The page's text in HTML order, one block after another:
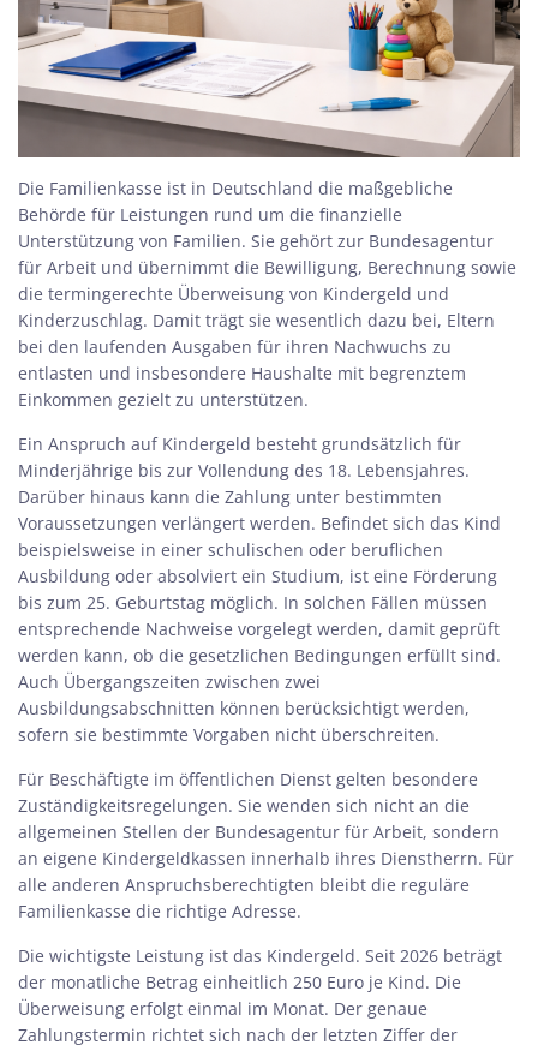
Die Familienkasse ist in Deutschland die maßgebliche
Behörde für Leistungen rund um die finanzielle
Unterstützung von Familien. Sie gehört zur Bundesagentur
für Arbeit und übernimmt die Bewilligung, Berechnung sowie
die termingerechte Überweisung von Kindergeld und
Kinderzuschlag. Damit trägt sie wesentlich dazu bei, Eltern
bei den laufenden Ausgaben für ihren Nachwuchs zu
entlasten und insbesondere Haushalte mit begrenztem
Einkommen gezielt zu unterstützen.
Ein Anspruch auf Kindergeld besteht grundsätzlich für
Minderjährige bis zur Vollendung des 18. Lebensjahres.
Darüber hinaus kann die Zahlung unter bestimmten
Voraussetzungen verlängert werden. Befindet sich das Kind
beispielsweise in einer schulischen oder beruflichen
Ausbildung oder absolviert ein Studium, ist eine Förderung
bis zum 25. Geburtstag möglich. In solchen Fällen müssen
entsprechende Nachweise vorgelegt werden, damit geprüft
werden kann, ob die gesetzlichen Bedingungen erfüllt sind.
Auch Übergangszeiten zwischen zwei
Ausbildungsabschnitten können berücksichtigt werden,
sofern sie bestimmte Vorgaben nicht überschreiten.
Für Beschäftigte im öffentlichen Dienst gelten besondere
Zuständigkeitsregelungen. Sie wenden sich nicht an die
allgemeinen Stellen der Bundesagentur für Arbeit, sondern
an eigene Kindergeldkassen innerhalb ihres Dienstherrn. Für
alle anderen Anspruchsberechtigten bleibt die reguläre
Familienkasse die richtige Adresse.
Die wichtigste Leistung ist das Kindergeld. Seit 2026 beträgt
der monatliche Betrag einheitlich 250 Euro je Kind. Die
Überweisung erfolgt einmal im Monat. Der genaue
Zahlungstermin richtet sich nach der letzten Ziffer der